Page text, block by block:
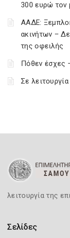
300 ευρώ τον
ΑΑΔΕ:
ακινήτων –
της οφειλής
Πόθεν έσχες
Σε
λειτουργία της
Σελίδες